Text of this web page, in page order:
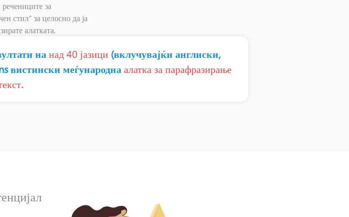
речениците за
стил“ за целосно да ја
алатката.
на над 40 јазици (вклучувајќи англиски,
вистински меѓународна алатка за парафразирање
.